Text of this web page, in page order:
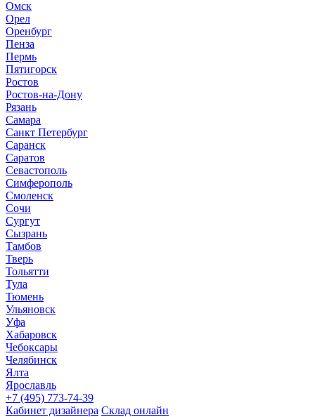
Омск
Орел
Оренбург
Пенза
Пермь
Пятигорск
Ростов
Ростов-на-Дону
Рязань
Самара
Санкт Петербург
Саранск
Саратов
Севастополь
Симферополь
Смоленск
Сочи
Сургут
Сызрань
Тамбов
Тверь
Тольятти
Тула
Тюмень
Ульяновск
Уфа
Хабаровск
Чебоксары
Челябинск
Ялта
Ярославль
+7 (495) 773-74-39
Кабинет дизайнера Склад онлайн